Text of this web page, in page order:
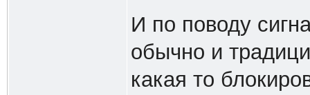
И по поводу
обычно и
какая то